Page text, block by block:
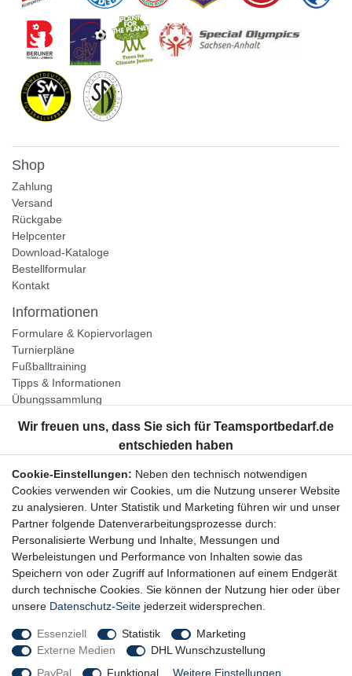
Shop
Zahlung
Versand
Rückgabe
Helpcenter
Download-Kataloge
Bestellformular
Kontakt
Informationen
Formulare & Kopiervorlagen
Turnierpläne
Fußballtraining
Tipps & Informationen
Übungssammlung
Unternehmen
Widerrufsrecht
Bestellung widerrufen
Datenschutzerklärung
AGB
Impressum
Newsletter
Newsletter-Anmeldung
Cookie-Einstellungen: Neben den technisch notwendigen
Cookies verwenden wir Cookies, um die Nutzung unserer Website
zu analysieren. Unter Statistik und Marketing führen wir und unser
Partner folgende Datenverarbeitungsprozesse durch:
Personalisierte Werbung und Inhalte, Messungen und
Werbeleistungen und Performance von Inhalten sowie das
Speichern von oder Zugriff auf Informationen auf einem Endgerät
durch technische Cookies. Sie können der Nutzung hier oder über
unsere Datenschutz-Seite jederzeit widersprechen.
Essenziell Statistik
Marketing
Externe Medien
DHL Wunschzustellung
PayPal
Funktional Weitere Einstellungen